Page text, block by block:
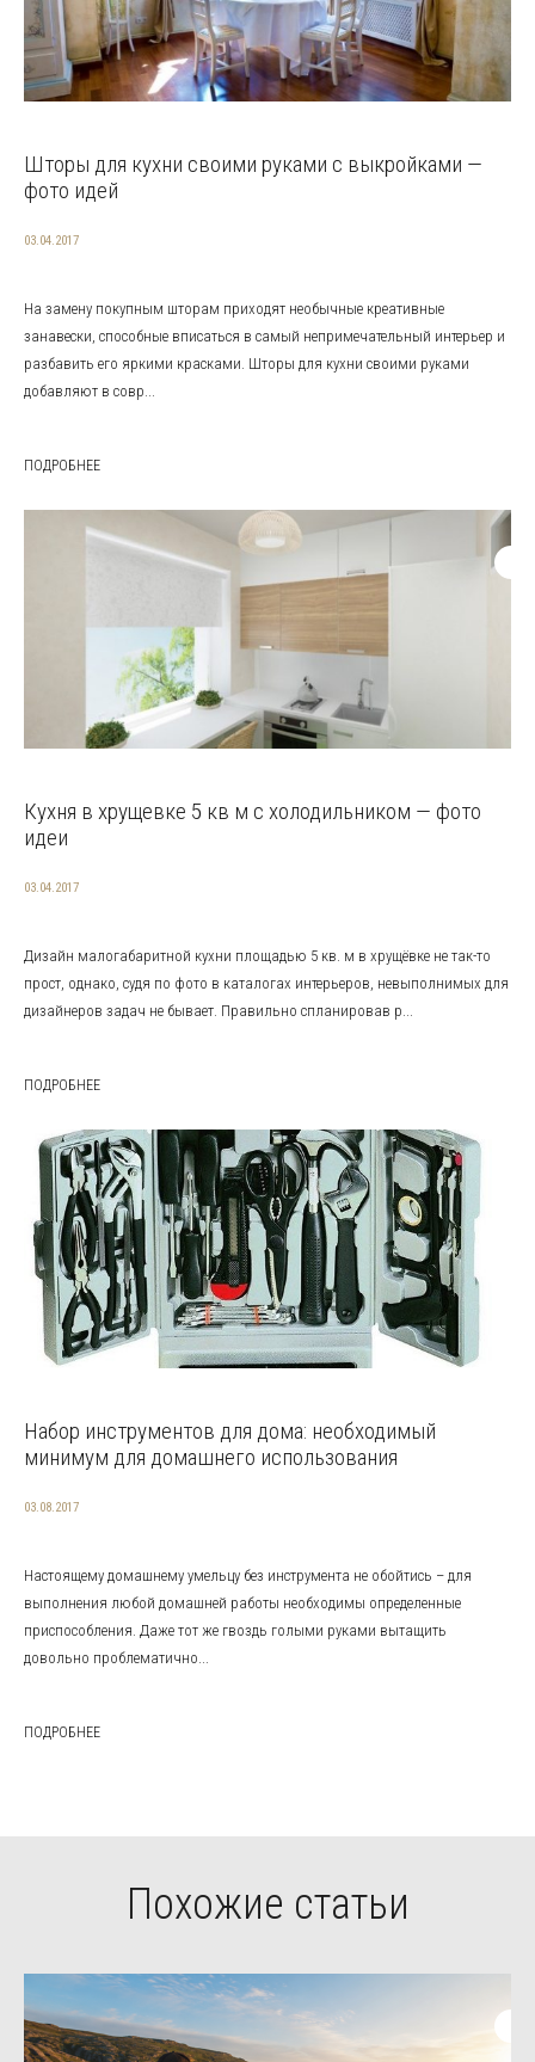
Шторы для кухни своими руками с выкройками —
фото идей
03.04.2017
На замену покупным шторам приходят необычные креативные
занавески, способные вписаться в самый непримечательный интерьер и
разбавить его яркими красками. Шторы для кухни своими руками
добавляют в совр...
ПОДРОБНЕЕ
Кухня в хрущевке 5 кв м с холодильником — фото
идеи
03.04.2017
Дизайн малогабаритной кухни площадью 5 кв. м в хрущёвке не так-то
прост, однако, судя по фото в каталогах интерьеров, невыполнимых для
дизайнеров задач не бывает. Правильно спланировав р...
ПОДРОБНЕЕ
Набор инструментов для дома: необходимый
минимум для домашнего использования
03.08.2017
Настоящему домашнему умельцу без инструмента не обойтись – для
выполнения любой домашней работы необходимы определенные
приспособления. Даже тот же гвоздь голыми руками вытащить
довольно проблематично...
ПОДРОБНЕЕ
Похожие статьи